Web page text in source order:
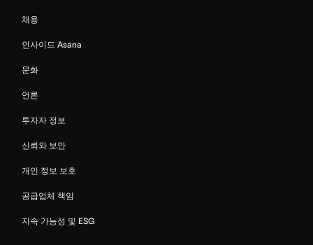
채용
인사이드 Asana
문화
언론
투자자 정보
신뢰와 보안
개인 정보 보호
공급업체 책임
지속 가능성 및 ESG